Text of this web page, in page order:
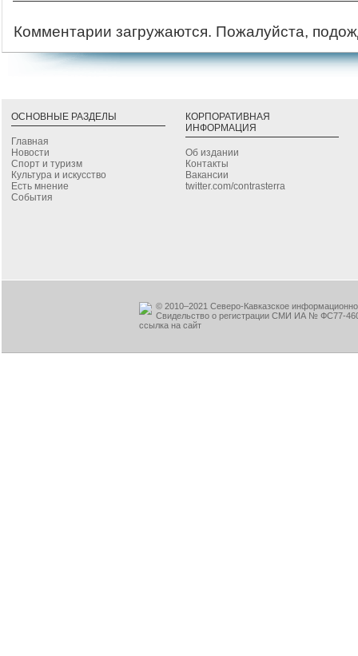
Комментарии загружаются. Пожалуйста,
ОСНОВНЫЕ РАЗДЕЛЫ
Главная
Новости
Спорт и туризм
Культура и искусство
Есть мнение
События
КОРПОРАТИВНАЯ
ИНФОРМАЦИЯ
Об издании
Контакты
Вакансии
twitter.com/contrasterra
© 2010–2021 Северо-Кавказское
Свидельство о регистрации СМИ ИА № ФС77-
ссылка на сайт